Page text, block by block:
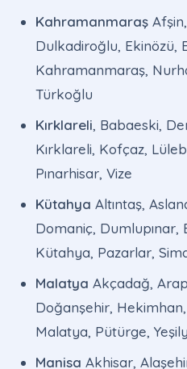
Kahramanmaraş
Dulkadiroğlu, Ekinözü,
Kahramanmaraş,
Türkoğlu
Kırklareli, Babaeski,
Kırklareli, Kofçaz,
Pınarhisar, Vize
Kütahya Altıntaş,
Domaniç, Dumlupınar,
Kütahya, Pazarlar,
Malatya Akçadağ,
Doğanşehir,
Malatya, Pütürge,
Manisa Akhisar,